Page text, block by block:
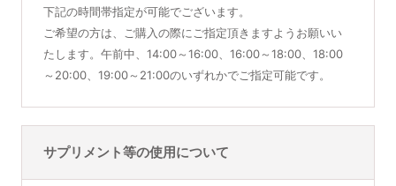
下記の時間帯指定が可能でございます。
ご希望の方は、ご購入の際にご指定頂きますようお願いい
たします。午前中、14:00～16:00、16:00～18:00、18:00
～20:00、19:00～21:00のいずれかでご指定可能です。
サプリメント等の使用について